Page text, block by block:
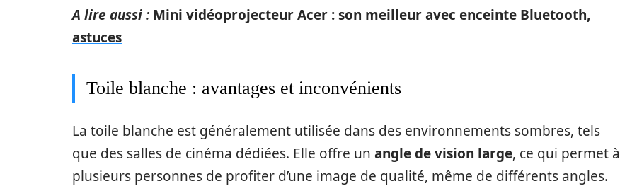
A lire aussi : Mini vidéoprojecteur Acer : son meilleur avec enceinte Bluetooth,
astuces
Toile blanche : avantages et inconvénients
La toile blanche est généralement utilisée dans des environnements sombres, tels
que des salles de cinéma dédiées. Elle offre un angle de vision large, ce qui permet à
plusieurs personnes de profiter d’une image de qualité, même de différents angles.